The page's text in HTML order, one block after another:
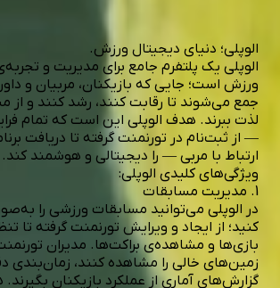
الوپلی؛ دنیای دیجیتال ورزش.
الوپلی یک پلتفرم جامع برای مدیریت و
ورزش است؛ جایی که بازیکنان، مربیان و
جمع می‌شوند تا رقابت کنند، رشد کنند و از
لذت ببرند. هدف الوپلی این است که تمام
— از ثبت‌نام در تورنمنت گرفته تا دریافت
ارتباط با مربی — را دیجیتالی و هوشمند کند.
ویژگی‌های کلیدی الوپلی:
1. مدیریت مسابقات
در الوپلی می‌توانید مسابقات ورزشی را
کنید؛ از ایجاد و ویرایش تورنمنت گرفته تا
بازی‌ها و مشاهده‌ی براکت‌ها. مدیران
زمین‌های خالی را مشاهده کنند، زمان‌بندی
گزارش‌های آماری از عملکرد بازیکنان